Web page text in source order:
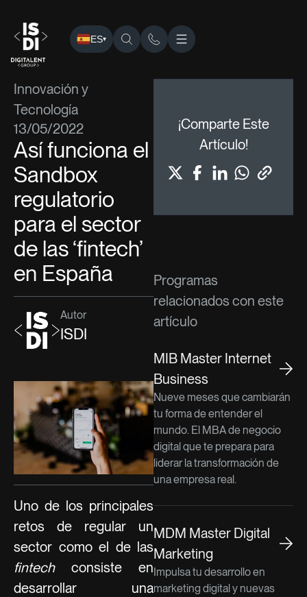
ES▾
ISDI› ›Innovación y Tecnología› Así funciona el
Innovación y
Tecnología
13/05/2022
Así funciona el
Sandbox
regulatorio
para el sector
de las ‘fintech’
en España
Autor
ISDI
Uno de los principales
retos de regular un
sector como el de las
fintechconsiste en
desarrollar una
¡Comparte Este
Artículo!
Programas
relacionados con este
artículo
MIB Master Internet
Business
Nueve meses que cambiarán
tu forma de entender el
mundo. El MBA de negocio
digital que te prepara para
liderar la transformación de
una empresa real.
MDM Master Digital
Marketing
Impulsa tu desarrollo en
marketing digital y nuevas